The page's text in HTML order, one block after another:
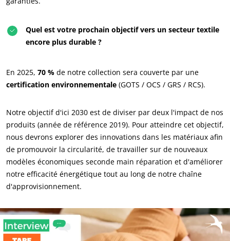
NOS SECTEURS D'ACTIVITÉ
Cosmétique
Textile
Produits de la maison
Matériaux durables
Agrofourniture
Quel est votre prochain objectif vers un secteur textile
encore plus durable ?
En 2025, 70 % de notre collection sera couverte par une
certification environnementale (GOTS / OCS / GRS / RCS).
Notre objectif d'ici 2030 est de diviser par deux l'impact de nos
produits (année de référence 2019). Pour atteindre cet objectif,
nous devrons explorer des innovations dans les matériaux afin
de promouvoir la circularité, de travailler sur de nouveaux
modèles économiques seconde main réparation et d'améliorer
notre efficacité énergétique tout au long de notre chaîne
d'approvisionnement.